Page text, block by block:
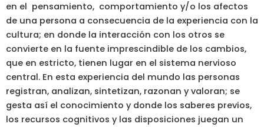
en el pensamiento, comportamiento y/o los afectos
de una persona a consecuencia de la experiencia con la
cultura; en donde la interacción con los otros se
convierte en la fuente imprescindible de los cambios,
que en estricto, tienen lugar en el sistema nervioso
central. En esta experiencia del mundo las personas
registran, analizan, sintetizan, razonan y valoran; se
gesta así el conocimiento y donde los saberes previos,
los recursos cognitivos y las disposiciones juegan un